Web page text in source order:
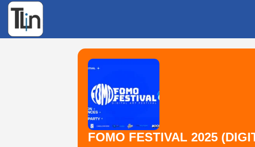
Rechercher
FOMO FESTIVAL 2025